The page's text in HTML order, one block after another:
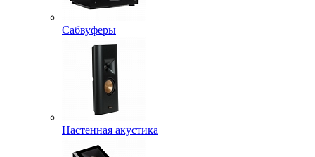
Сабвуферы
Настенная акустика